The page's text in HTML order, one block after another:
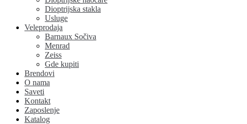
Dioptrijska stakla
Usluge
Veleprodaja
Barnaux Sočiva
Menrad
Zeiss
Gde kupiti
Brendovi
O nama
Saveti
Kontakt
Zaposlenje
Katalog